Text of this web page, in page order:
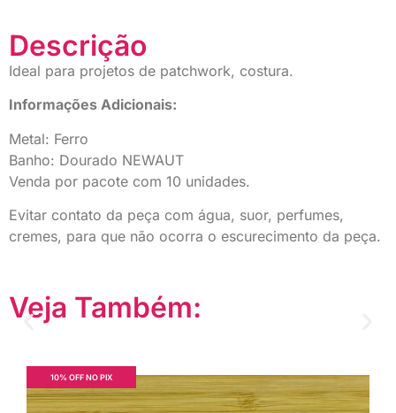
Descrição
Ideal para projetos de patchwork, costura.
Informações Adicionais:
Metal: Ferro
Banho: Dourado NEWAUT
Venda por pacote com 10 unidades.
Evitar contato da peça com água, suor, perfumes,
cremes, para que não ocorra o escurecimento da peça.
Veja Também:
10% OFF NO PIX